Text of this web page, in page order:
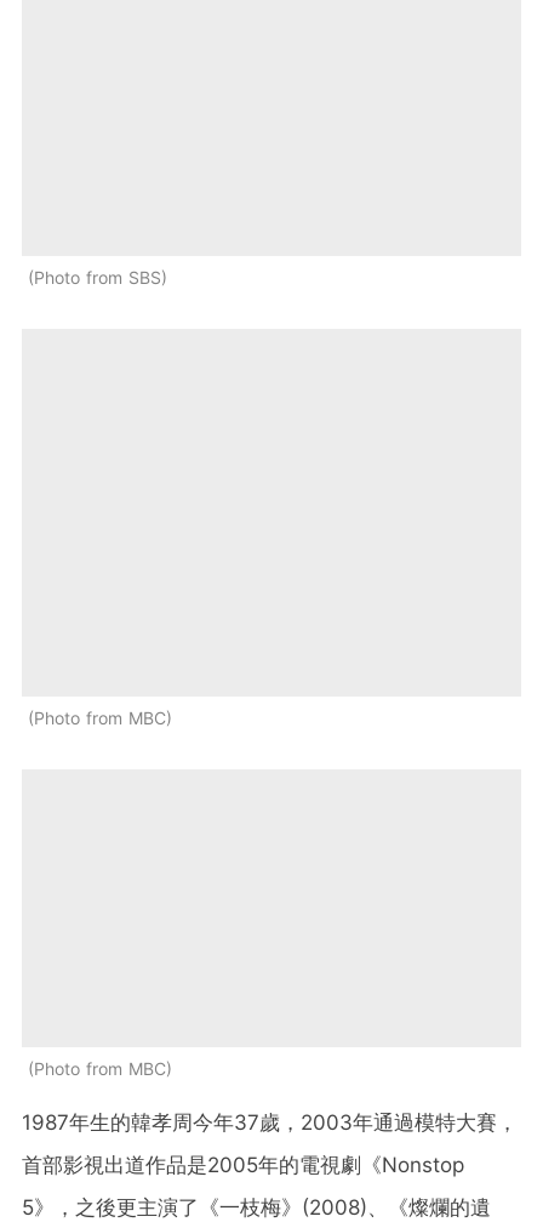
Photo from SBS
Photo from MBC
Photo from MBC
1987年生的韓孝周今年37歲，2003年通過模特大賽，
首部影視出道作品是2005年的電視劇《Nonstop
5》，之後更主演了《一枝梅》(2008)、《燦爛的遺